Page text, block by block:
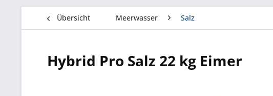
Übersicht Meerwasser Salz
Hybrid Pro Salz 22 kg Eimer